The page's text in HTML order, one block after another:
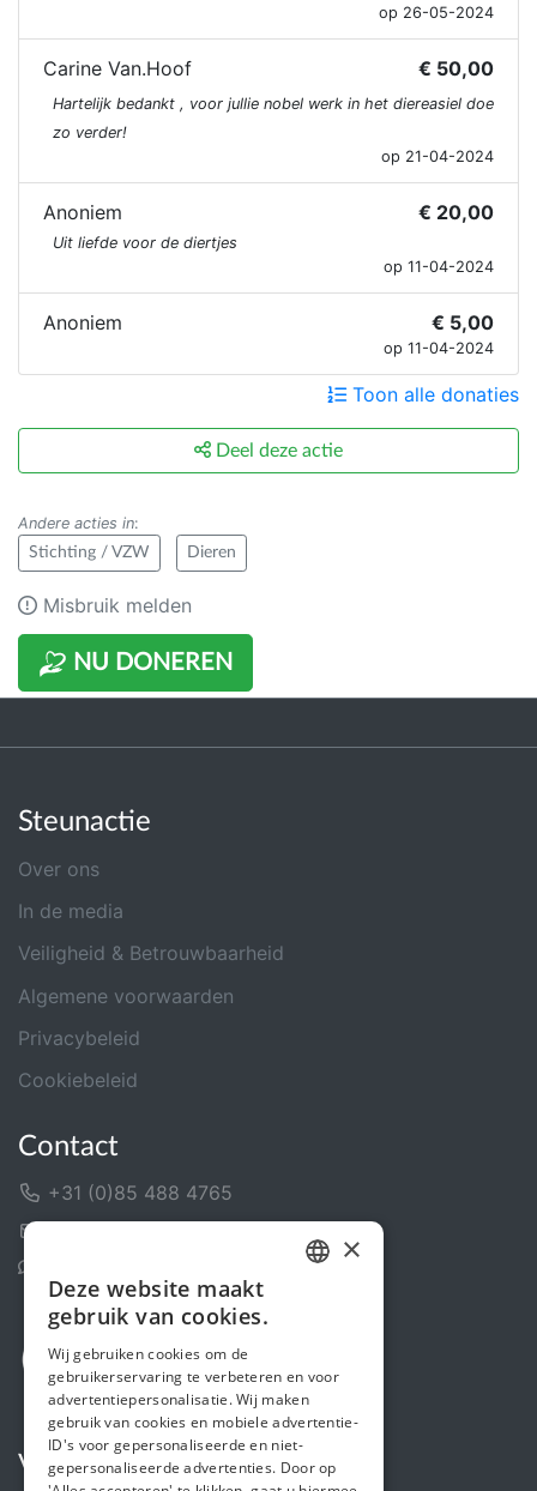
NU DONEREN
op 26-05-2024
Carine Van.Hoof € 50,00
Hartelijk bedankt , voor jullie nobel werk in het diereasiel doe
zo verder!
op 21-04-2024
Anoniem € 20,00
Uit liefde voor de diertjes
op 11-04-2024
Anoniem € 5,00
op 11-04-2024
Toon alle donaties
Deel deze actie
Andere acties in:
Stichting / VZW Dieren
Misbruik melden
Steunactie
Over ons
In de media
Veiligheid & Betrouwbaarheid
Algemene voorwaarden
Privacybeleid
Cookiebeleid
Contact
+31 (0)85 488 4765
Volg ons
ENGLISH
×
Deze website maakt
gebruik van cookies.
Wij gebruiken cookies om de
gebruikerservaring te verbeteren en voor
advertentiepersonalisatie. Wij maken
gebruik van cookies en mobiele advertentie-
ID's voor gepersonaliseerde en niet-
gepersonaliseerde advertenties. Door op